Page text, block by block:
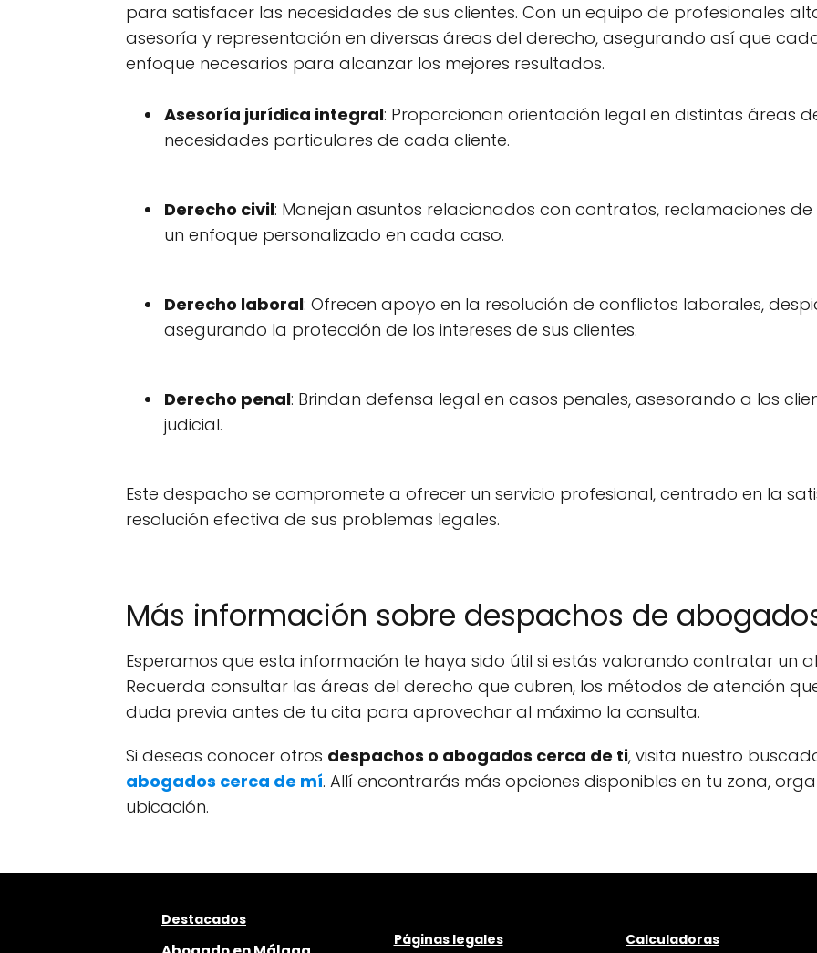
para satisfacer las necesidades de sus clientes. Con un equipo de profesionales
asesoría y representación en diversas áreas del derecho, asegurando así que
enfoque necesarios para alcanzar los mejores resultados.
Asesoría jurídica integral: Proporcionan orientación legal en distintas áreas
necesidades particulares de cada cliente.
Derecho civil: Manejan asuntos relacionados con contratos, reclamaciones
un enfoque personalizado en cada caso.
Derecho laboral: Ofrecen apoyo en la resolución de conflictos laborales,
asegurando la protección de los intereses de sus clientes.
Derecho penal: Brindan defensa legal en casos penales, asesorando a los
judicial.
Este despacho se compromete a ofrecer un servicio profesional, centrado en la
resolución efectiva de sus problemas legales.
Más información sobre despachos de
Esperamos que esta información te haya sido útil si estás valorando contratar un
Recuerda consultar las áreas del derecho que cubren, los métodos de atención
duda previa antes de tu cita para aprovechar al máximo la consulta.
Si deseas conocer otros despachos o abogados cerca de ti, visita nuestro
abogados cerca de mí. Allí encontrarás más opciones disponibles en tu zona,
ubicación.
Destacados
Páginas legales Calculadoras